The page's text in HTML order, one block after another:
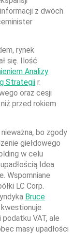
z dwóch
rynek
się. Ilość
Analizy
Strategii r.
oraz cesji
przed rokiem
bo zgody
giełdowego
w celu
Idea
Wspomniane
LC Corp.
Bruce
VAT, ale
masy upadłości